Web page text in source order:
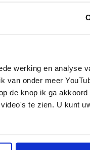
werking en analyse
van onder meer
de knop ik ga
te zien. U kunt